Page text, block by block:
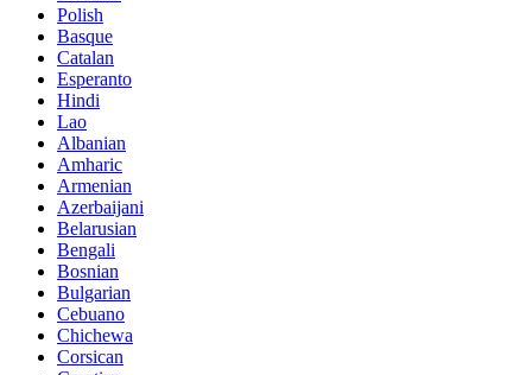
Polish
Basque
Catalan
Esperanto
Hindi
Lao
Albanian
Amharic
Armenian
Azerbaijani
Belarusian
Bengali
Bosnian
Bulgarian
Cebuano
Chichewa
Corsican